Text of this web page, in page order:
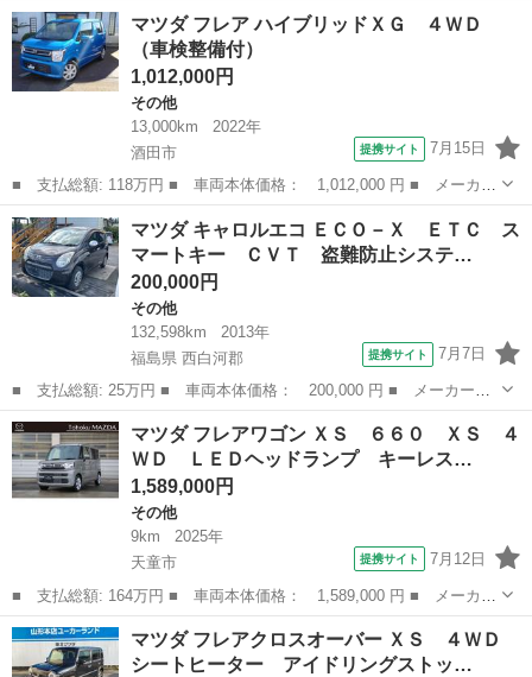
ー名： マツダ ■ 車種名： フレアクロスオーバー ■ グレード
名： ＸＧ ４ＷＤ ■ 排気量： 660cc ■ ドア枚数： 5D ■ ...
山形 鶴岡市 その他
マツダ フレア ハイブリッドＸＧ ４ＷＤ
（車検整備付）
1,012,000円
その他
13,000km
2022年
酒田市
提携サイト 7月15日
■ 支払総額: 118万円 ■ 車両本体価格： 1,012,000 円 ■ メーカー
名： マツダ ■ 車種名： フレア ■ グレード名： ハイブリッド
ＸＧ ４ＷＤ ■ 排気量： 660cc ■ ドア枚数： 5D ■ ミッシ...
山形 酒田市 その他
マツダ キャロルエコ ＥＣＯ－Ｘ ＥＴＣ ス
マートキー ＣＶＴ 盗難防止システ…
200,000円
その他
132,598km
2013年
福島県 西白河郡
提携サイト 7月7日
■ 支払総額: 25万円 ■ 車両本体価格： 200,000 円 ■ メーカー
名： マツダ ■ 車種名： キャロルエコ ■ グレード名： ＥＣＯ
－Ｘ ＥＴＣ スマートキー ＣＶＴ 盗難防止システム ＡＢＳ
ＣＤ 衝突安全ボ...
福島 西白河郡 その他
マツダ フレアワゴン ＸＳ ６６０ ＸＳ ４
ＷＤ ＬＥＤヘッドランプ キーレス…
1,589,000円
その他
9km
2025年
天童市
提携サイト 7月12日
■ 支払総額: 164万円 ■ 車両本体価格： 1,589,000 円 ■ メーカー
名： マツダ ■ 車種名： フレアワゴン ■ グレード名： ＸＳ
６６０ ＸＳ ４ＷＤ ＬＥＤヘッドランプ キーレスエントリー
衝突被害軽...
山形 天童市 その他
マツダ フレアクロスオーバー ＸＳ ４ＷＤ
シートヒーター アイドリングストッ…